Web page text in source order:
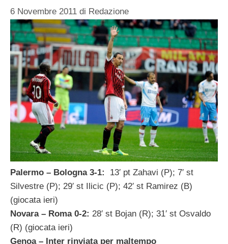
6 Novembre 2011 di Redazione
Palermo – Bologna 3-1: 13′ pt Zahavi (P); 7′ st
Silvestre (P); 29′ st Ilicic (P); 42′ st Ramirez (B)
(giocata ieri)
Novara – Roma 0-2: 28′ st Bojan (R); 31′ st Osvaldo
(R) (giocata ieri)
Genoa – Inter rinviata per maltempo